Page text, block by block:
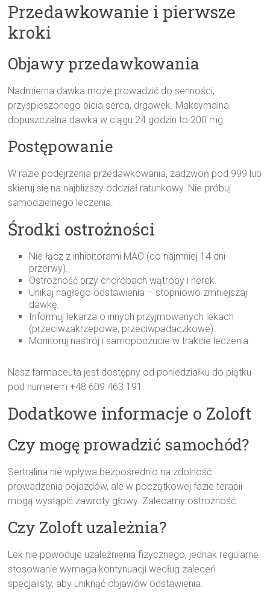
Przedawkowanie i pierwsze
kroki
Objawy przedawkowania
Nadmierna dawka może prowadzić do senności,
przyspieszonego bicia serca, drgawek. Maksymalna
dopuszczalna dawka w ciągu 24 godzin to 200 mg.
Postępowanie
W razie podejrzenia przedawkowania, zadzwoń pod 999 lub
skieruj się na najbliższy oddział ratunkowy. Nie próbuj
samodzielnego leczenia.
Środki ostrożności
Nie łącz z inhibitorami MAO (co najmniej 14 dni
przerwy).
Ostrożność przy chorobach wątroby i nerek.
Unikaj nagłego odstawienia – stopniowo zmniejszaj
dawkę.
Informuj lekarza o innych przyjmowanych lekach
(przeciwzakrzepowe, przeciwpadaczkowe).
Monitoruj nastrój i samopoczucie w trakcie leczenia.
Nasz farmaceuta jest dostępny od poniedziałku do piątku
pod numerem +48 609 463 191.
Dodatkowe informacje o Zoloft
Czy mogę prowadzić samochód?
Sertralina nie wpływa bezpośrednio na zdolność
prowadzenia pojazdów, ale w początkowej fazie terapii
mogą wystąpić zawroty głowy. Zalecamy ostrożność.
Czy Zoloft uzależnia?
Lek nie powoduje uzależnienia fizycznego, jednak regularne
stosowanie wymaga kontynuacji według zaleceń
specjalisty, aby uniknąć objawów odstawienia.